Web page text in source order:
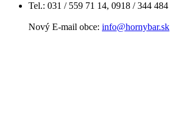
Tel.: 031 / 559 71 14, 0918 / 344 484
Nový E-mail obce: info@hornybar.sk